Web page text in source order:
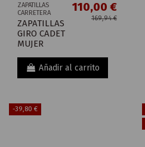
ZAPATILLAS
CARRETERA
ZAPATILLAS
GIRO CADET
MUJER
110,00 €
169,94 €
Añadir al carrito
-39,80 €